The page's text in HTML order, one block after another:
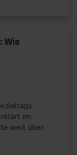
Wie
im
weit über